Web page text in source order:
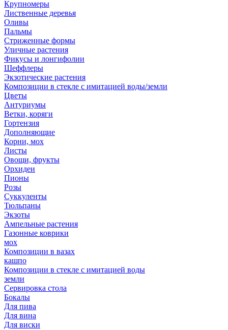
Крупномеры
Лиственные деревья
Оливы
Пальмы
Стриженные формы
Уличные растения
Фикусы и лонгифолии
Шеффлеры
Экзотические растения
Композиции в стекле с имитацией воды/земли
Цветы
Антуриумы
Ветки, коряги
Гортензия
Дополняющие
Корни, мох
Листы
Овощи, фрукты
Орхидеи
Пионы
Розы
Суккуленты
Тюльпаны
Экзоты
Ампельные растения
Газонные коврики
мох
Композиции в вазах
кашпо
Композиции в стекле с имитацией воды
земли
Сервировка стола
Бокалы
Для пива
Для вина
Для виски